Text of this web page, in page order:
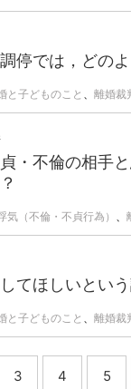
停では，どの
と子どものこと 、 離婚裁
・不倫の相手
気（不倫・不貞行為） 、
てほしいとい
と子どものこと 、 離婚裁
3 4 5